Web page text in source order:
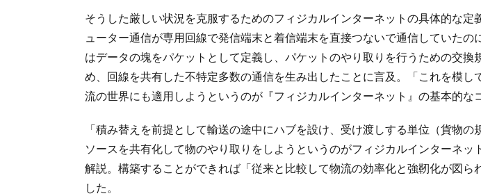
そうした厳しい状況を克服するためのフィジカルインターネットの具体的な定
ューター通信が専用回線で発信端末と着信端末を直接つないで通信していたの
はデータの塊をパケットとして定義し、パケットのやり取りを行うための交換
め、回線を共有した不特定多数の通信を生み出したことに言及。「これを模し
流の世界にも適用しようというのが『フィジカルインターネット』の基本的な
「積み替えを前提として輸送の途中にハブを設け、受け渡しする単位（貨物の
ソースを共有化して物のやり取りをしようというのがフィジカルインターネッ
解説。構築することができれば「従来と比較して物流の効率化と強靭化が図ら
した。